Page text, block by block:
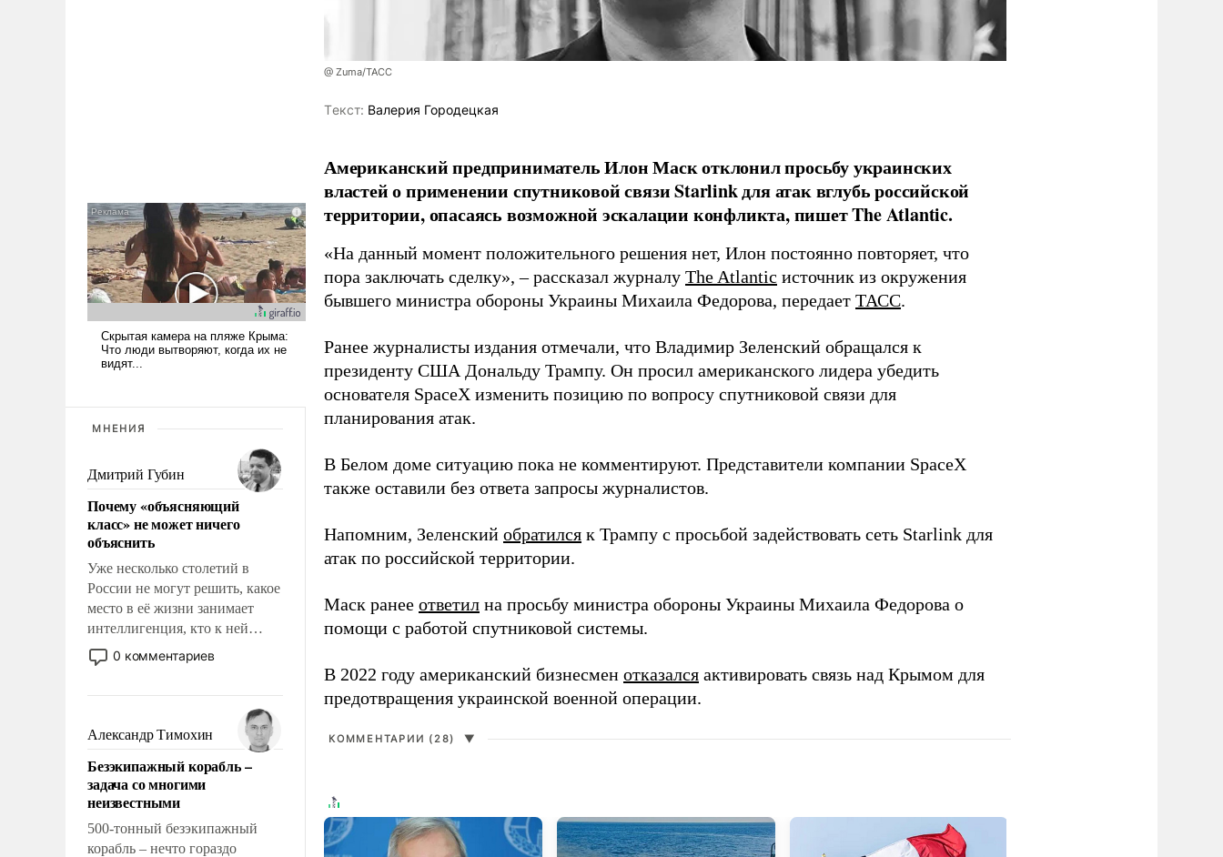
МНЕНИЯ
Дмитрий Губин
Почему «объясняющий
класс» не может ничего
объяснить
Уже несколько столетий в
России не могут решить, какое
место в её жизни занимает
интеллигенция, кто к ней
принадлежит, а кого из неё
исключили с правом
чем она отличается от просто
образованных людей. Иногда
казалось, что эти вопросы
решены раз и навсегда, но –
нет, не решены.
0 комментариев
Александр Тимохин
Безэкипажный корабль –
задача со многими
неизвестными
500-тонный безэкипажный
корабль – нечто гораздо
@ Zuma/ТАСС
Tекст: Валерия Городецкая
Американский предприниматель Илон Маск отклонил просьбу украинских
властей о применении спутниковой связи Starlink для атак вглубь российской
территории, опасаясь возможной эскалации конфликта, пишет The Atlantic.
«На данный момент положительного решения нет, Илон постоянно повторяет, что
пора заключать сделку», – рассказал журналу The Atlantic источник из окружения
бывшего министра обороны Украины Михаила Федорова, передает ТАСС.
Ранее журналисты издания отмечали, что Владимир Зеленский обращался к
президенту США Дональду Трампу. Он просил американского лидера убедить
основателя SpaceX изменить позицию по вопросу спутниковой связи для
планирования атак.
В Белом доме ситуацию пока не комментируют. Представители компании SpaceX
также оставили без ответа запросы журналистов.
Напомним, Зеленский обратился к Трампу с просьбой задействовать сеть Starlink для
атак по российской территории.
Маск ранее ответил на просьбу министра обороны Украины Михаила Федорова о
помощи с работой спутниковой системы.
В 2022 году американский бизнесмен отказался активировать связь над Крымом для
предотвращения украинской военной операции.
КОММЕНТАРИИ (28) ▼